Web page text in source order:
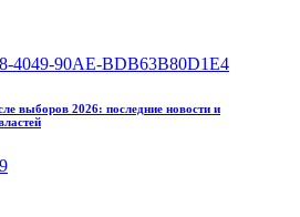
выборов 2026: последние новости и